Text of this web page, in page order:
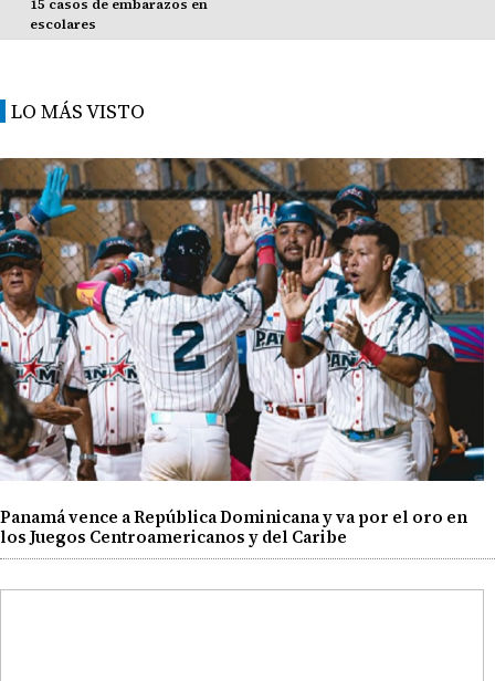
15 casos de embarazos en
escolares
LO MÁS VISTO
Panamá vence a República Dominicana y va por el oro en
los Juegos Centroamericanos y del Caribe